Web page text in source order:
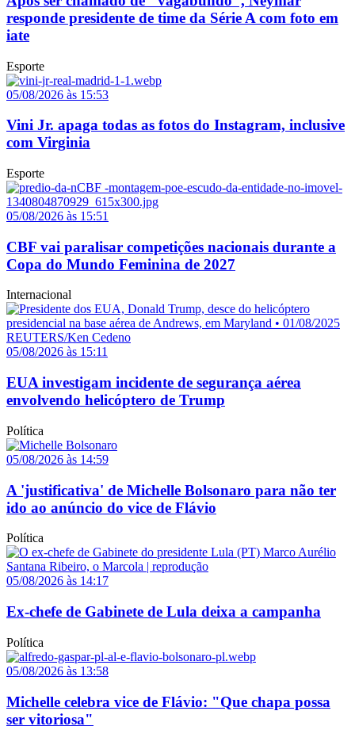
responde presidente de time da Série A com foto em
iate
Esporte
05/08/2026 às 15:53
Vini Jr. apaga todas as fotos do Instagram, inclusive
com Virginia
Esporte
05/08/2026 às 15:51
CBF vai paralisar competições nacionais durante a
Copa do Mundo Feminina de 2027
Internacional
05/08/2026 às 15:11
EUA investigam incidente de segurança aérea
envolvendo helicóptero de Trump
Política
05/08/2026 às 14:59
A 'justificativa' de Michelle Bolsonaro para não ter
ido ao anúncio do vice de Flávio
Política
05/08/2026 às 14:17
Ex-chefe de Gabinete de Lula deixa a campanha
Política
05/08/2026 às 13:58
Michelle celebra vice de Flávio: "Que chapa possa
ser vitoriosa"